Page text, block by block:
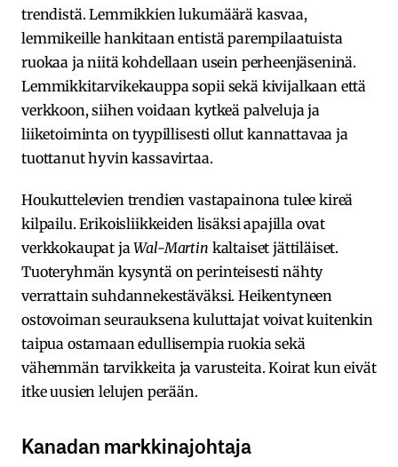
trendistä. Lemmikkien lukumäärä kasvaa,
lemmikeille hankitaan entistä parempilaatuista
ruokaa ja niitä kohdellaan usein perheenjäseninä.
Lemmikkitarvikekauppa sopii sekä kivijalkaan että
verkkoon, siihen voidaan kytkeä palveluja ja
liiketoiminta on tyypillisesti ollut kannattavaa ja
tuottanut hyvin kassavirtaa.
Houkuttelevien trendien vastapainona tulee kireä
kilpailu. Erikoisliikkeiden lisäksi apajilla ovat
verkkokaupat jaWal-Martin kaltaiset jättiläiset.
Tuoteryhmän kysyntä on perinteisesti nähty
verrattain suhdannekestäväksi. Heikentyneen
ostovoiman seurauksena kuluttajat voivat kuitenkin
taipua ostamaan edullisempia ruokia sekä
vähemmän tarvikkeita ja varusteita. Koirat kun eivät
itke uusien lelujen perään.
Kanadan markkinajohtaja